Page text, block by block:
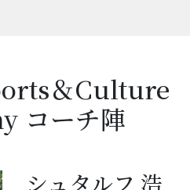
＆Culture
コーチ陣
シュタルフ 浩